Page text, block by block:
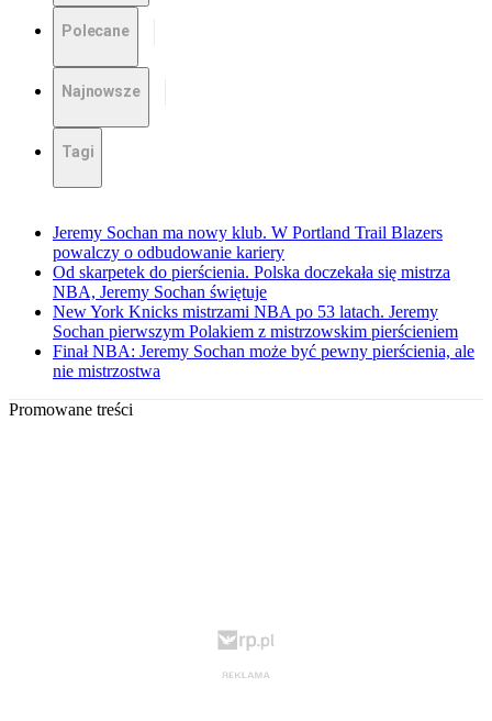
Polecane
Najnowsze
Tagi
Jeremy Sochan ma nowy klub. W Portland Trail Blazers
powalczy o odbudowanie kariery
Od skarpetek do pierścienia. Polska doczekała się mistrza
NBA, Jeremy Sochan świętuje
New York Knicks mistrzami NBA po 53 latach. Jeremy
Sochan pierwszym Polakiem z mistrzowskim pierścieniem
Finał NBA: Jeremy Sochan może być pewny pierścienia, ale
nie mistrzostwa
Promowane treści